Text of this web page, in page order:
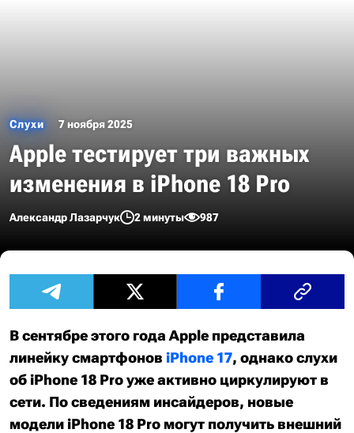
Слухи 7 ноября 2025
Apple тестирует три важных
изменения в iPhone 18 Pro
Александр Лазарчук 2 минуты 987
В сентябре этого года Apple представила
линейку смартфонов iPhone 17, однако слухи
об iPhone 18 Pro уже активно циркулируют в
сети. По сведениям инсайдеров, новые
модели iPhone 18 Pro могут получить внешний